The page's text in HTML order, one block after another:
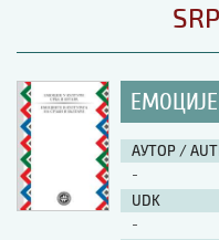
УПУТСТВА
АУТОР /
-
UDK
-